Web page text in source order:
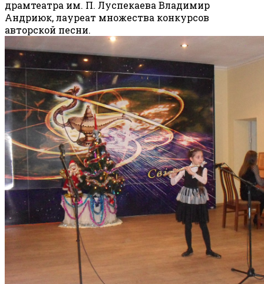
драмтеатра им. П. Луспекаева Владимир
Андриюк, лауреат множества конкурсов
авторской песни.